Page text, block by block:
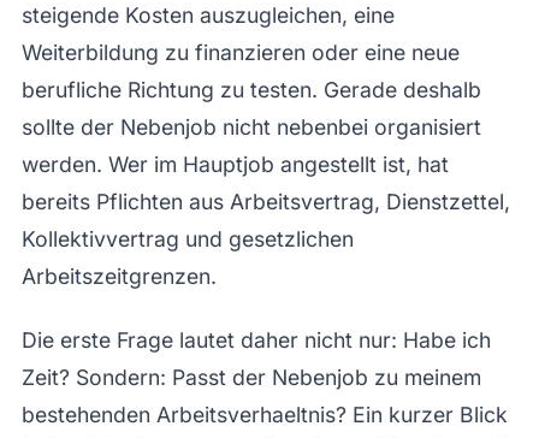
steigende Kosten auszugleichen, eine
Weiterbildung zu finanzieren oder eine neue
berufliche Richtung zu testen. Gerade deshalb
sollte der Nebenjob nicht nebenbei organisiert
werden. Wer im Hauptjob angestellt ist, hat
bereits Pflichten aus Arbeitsvertrag, Dienstzettel,
Kollektivvertrag und gesetzlichen
Arbeitszeitgrenzen.
Die erste Frage lautet daher nicht nur: Habe ich
Zeit? Sondern: Passt der Nebenjob zu meinem
bestehenden Arbeitsverhaeltnis? Ein kurzer Blick